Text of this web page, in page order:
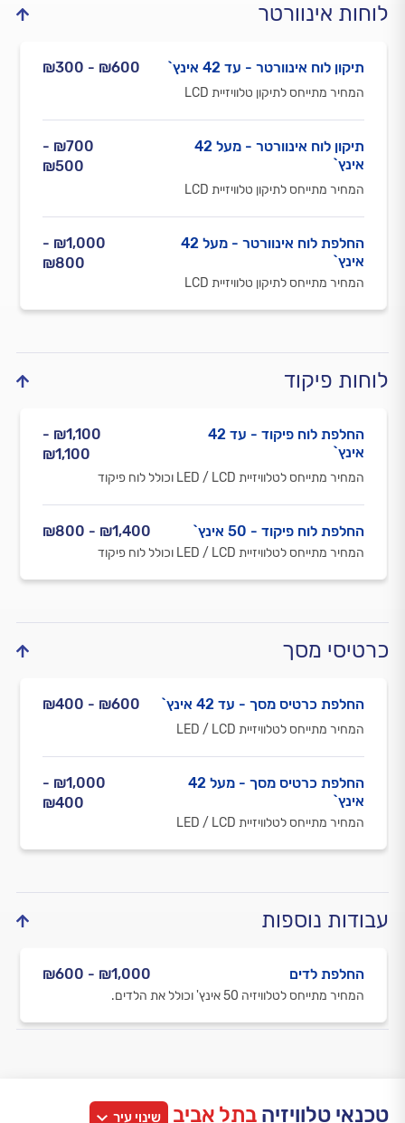
לוחות אינוורטר
תיקון לוח אינוורטר - עד 42 אינץ` ₪600 - ₪300
המחיר מתייחס לתיקון טלוויזיית LCD
תיקון לוח אינוורטר - מעל 42
אינץ`
₪700 -
₪500
המחיר מתייחס לתיקון טלוויזיית LCD
החלפת לוח אינוורטר - מעל 42
אינץ`
₪1,000 -
₪800
המחיר מתייחס לתיקון טלוויזיית LCD
לוחות פיקוד
החלפת לוח פיקוד - עד 42
אינץ`
₪1,100 -
₪1,100
המחיר מתייחס לטלוויזיית LED / LCD וכולל לוח פיקוד
החלפת לוח פיקוד - 50 אינץ` ₪1,400 - ₪800
המחיר מתייחס לטלוויזיית LED / LCD וכולל לוח פיקוד
כרטיסי מסך
החלפת כרטיס מסך - עד 42 אינץ` ₪600 - ₪400
המחיר מתייחס לטלוויזיית LED / LCD
החלפת כרטיס מסך - מעל 42
אינץ`
₪1,000 -
₪400
המחיר מתייחס לטלוויזיית LED / LCD
עבודות נוספות
החלפת לדים ₪1,000 - ₪600
המחיר מתייחס לטלוויזיה 50 אינץ' וכולל את הלדים.
טכנאי טלוויזיה בתל אביב שינוי עיר